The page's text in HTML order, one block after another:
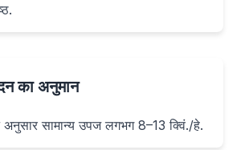
का अनुमान
सामान्य उपज लगभग 8–13 क्विं./हे.